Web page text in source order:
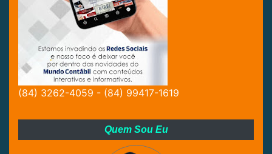
(84) 3262-4059 - (84) 99417-1619
Quem Sou Eu